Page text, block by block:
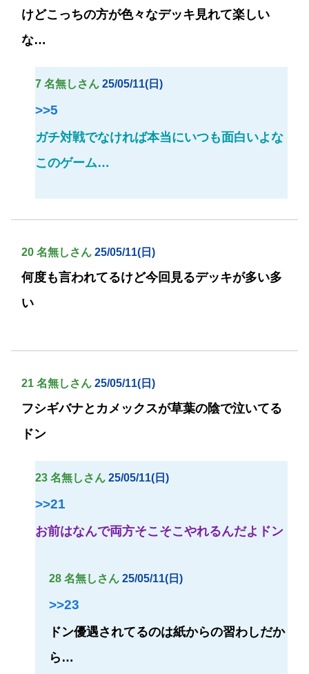
けどこっちの方が色々なデッキ見れて楽しい
な…
7 名無しさん 25/05/11(日)
>>5
ガチ対戦でなければ本当にいつも面白いよな
このゲーム…
20 名無しさん 25/05/11(日)
何度も言われてるけど今回見るデッキが多い多
い
21 名無しさん 25/05/11(日)
フシギバナとカメックスが草葉の陰で泣いてる
ドン
23 名無しさん 25/05/11(日)
>>21
お前はなんで両方そこそこやれるんだよドン
28 名無しさん 25/05/11(日)
>>23
ドン優遇されてるのは紙からの習わしだか
ら…